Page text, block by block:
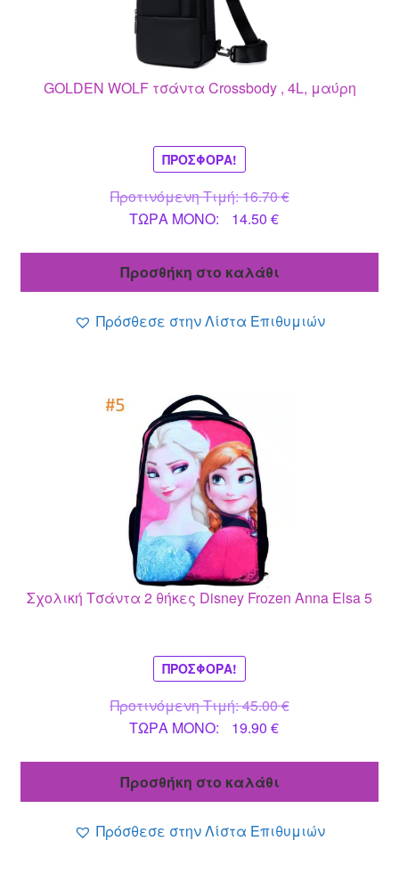
GOLDEN WOLF τσάντα Crossbody , 4L, μαύρη
ΠΡΟΣΦΟΡΆ!
Προτινόμενη Τιμή:16.70€Original
ΤΩΡΑ MONO: 14.50 €Η
είναι:
Προσθήκη στο καλάθι
Πρόσθεσε στην Λίστα Επιθυμιών
Σχολική Τσάντα 2 θήκες Disney Frozen Anna Elsa 5
ΠΡΟΣΦΟΡΆ!
Προτινόμενη Τιμή:45.00€Original
ΤΩΡΑ MONO: 19.90 €Η
είναι:
Προσθήκη στο καλάθι
Πρόσθεσε στην Λίστα Επιθυμιών